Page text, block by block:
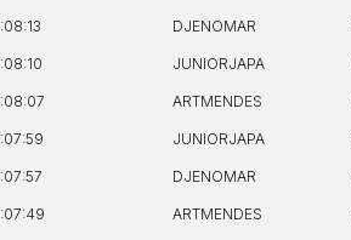
DJENOMAR
JUNIORJAPA
ARTMENDES
JUNIORJAPA
DJENOMAR
ARTMENDES